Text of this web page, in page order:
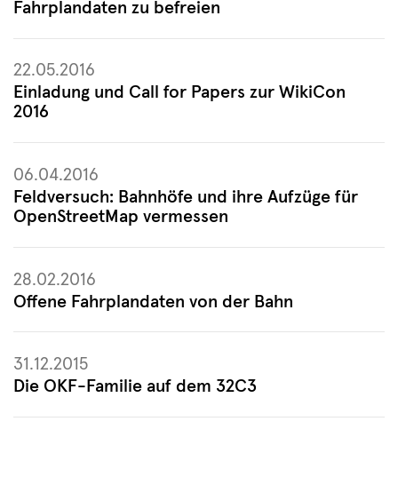
Fahrplandaten zu befreien
Einladung und Call for Papers zur WikiCon
2016
22.05.2016
Feldversuch: Bahnhöfe und ihre Aufzüge für
OpenStreetMap vermessen
06.04.2016
Offene Fahrplandaten von der Bahn
28.02.2016
Die OKF-Familie auf dem 32C3
31.12.2015